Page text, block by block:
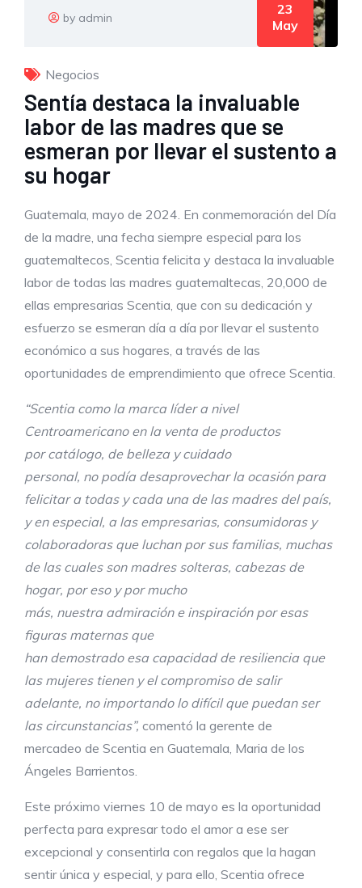
by admin
23
May
Negocios
Sentía destaca la invaluable
labor de las madres que se
esmeran por llevar el sustento a
su hogar
Guatemala, mayo de 2024. En conmemoración del Día
de la madre, una fecha siempre especial para los
guatemaltecos, Scentia felicita y destaca la invaluable
labor de todas las madres guatemaltecas, 20,000 de
ellas empresarias Scentia, que con su dedicación y
esfuerzo se esmeran día a día por llevar el sustento
económico a sus hogares, a través de las
oportunidades de emprendimiento que ofrece Scentia.
“Scentia como la marca líder a nivel
Centroamericano en la venta de productos
por catálogo, de belleza y cuidado
personal, no podía desaprovechar la ocasión para
felicitar a todas y cada una de las madres del país,
y en especial, a las empresarias, consumidoras y
colaboradoras que luchan por sus familias, muchas
de las cuales son madres solteras, cabezas de
hogar, por eso y por mucho
más, nuestra admiración e inspiración por esas
figuras maternas que
han demostrado esa capacidad de resiliencia que
las mujeres tienen y el compromiso de salir
adelante, no importando lo difícil que puedan ser
las circunstancias”, comentó la gerente de
mercadeo de Scentia en Guatemala, Maria de los
Ángeles Barrientos.
Este próximo viernes 10 de mayo es la oportunidad
perfecta para expresar todo el amor a ese ser
excepcional y consentirla con regalos que la hagan
sentir única y especial, y para ello, Scentia ofrece